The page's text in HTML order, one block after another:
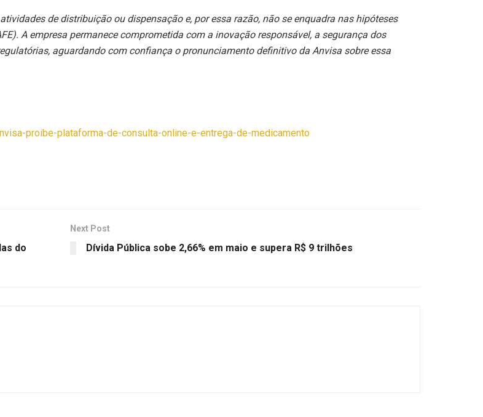
de distribuição ou dispensação e, por essa razão, não se enquadra nas hipóteses
A empresa permanece comprometida com a inovação responsável, a segurança dos
aguardando com confiança o pronunciamento definitivo da Anvisa sobre essa
proibe-plataforma-de-consulta-online-e-entrega-de-medicamento
do
Next Post
Dívida Pública sobe 2,66% em maio e supera R$ 9 trilhões